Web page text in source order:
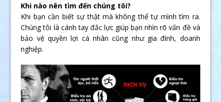
Khi nào nên tìm đến chúng tôi?
Khi bạn cần biết sự thật mà không thể tự mình tìm ra.
Chúng tôi là cánh tay đắc lực giúp bạn nhìn rõ vấn đề và
bảo vệ quyền lợi cá nhân cũng như gia đình, doanh
nghiệp.